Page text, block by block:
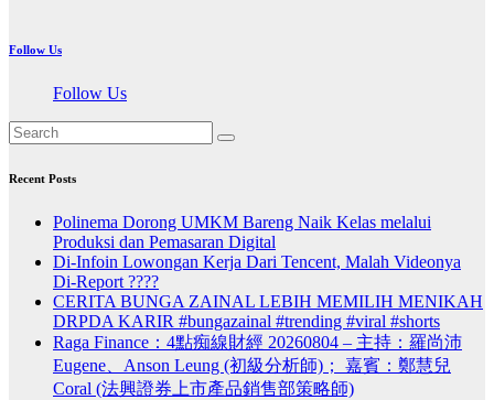
Follow Us
Follow Us
Recent Posts
Polinema Dorong UMKM Bareng Naik Kelas melalui
Produksi dan Pemasaran Digital
Di-Infoin Lowongan Kerja Dari Tencent, Malah Videonya
Di-Report ????
CERITA BUNGA ZAINAL LEBIH MEMILIH MENIKAH
DRPDA KARIR #bungazainal #trending #viral #shorts
Raga Finance：4點痴線財經 20260804 – 主持：羅尚沛
Eugene、Anson Leung (初級分析師)； 嘉賓：鄭慧兒
Coral (法興證券上市產品銷售部策略師)